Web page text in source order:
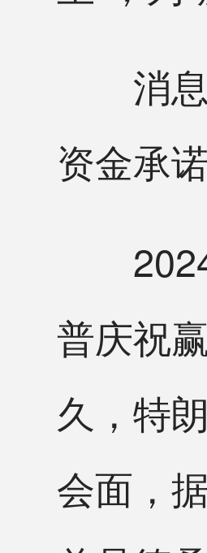
消息
资金承诺
2024
普庆祝
久，特
会面，